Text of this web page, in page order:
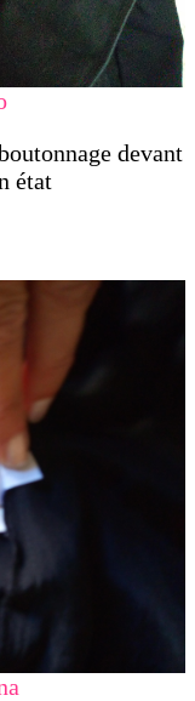
devant
état